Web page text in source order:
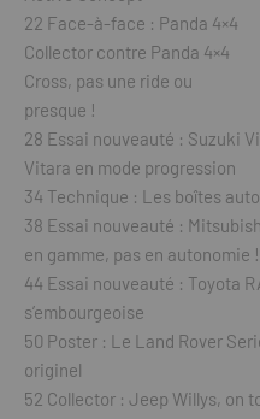
22 Face-à-face : Panda 4×4
Collector contre Panda 4×4
Cross, pas une ride ou
presque !
28 Essai nouveauté : Suzuki
Vitara en mode progression
34 Technique : Les boîtes
38 Essai nouveauté :
en gamme, pas en autonomie !
44 Essai nouveauté : Toyota
s’embourgeoise
50 Poster : Le Land Rover
originel
52 Collector : Jeep Willys, on